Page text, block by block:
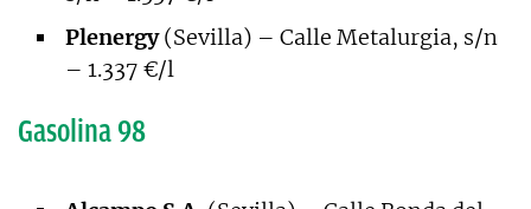
Plenergy(Sevilla) – Calle Metalurgia, s/n
– 1.337 €/l
Gasolina 98